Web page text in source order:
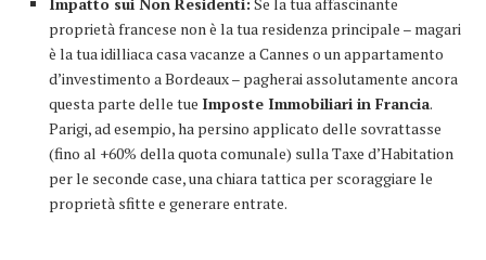
Impatto sui Non Residenti: Se la tua affascinante
proprietà francese non è la tua residenza principale – magari
è la tua idilliaca casa vacanze a Cannes o un appartamento
d’investimento a Bordeaux – pagherai assolutamente ancora
questa parte delle tue Imposte Immobiliari in Francia.
Parigi, ad esempio, ha persino applicato delle sovrattasse
(fino al +60% della quota comunale) sulla Taxe d’Habitation
per le seconde case, una chiara tattica per scoraggiare le
proprietà sfitte e generare entrate.